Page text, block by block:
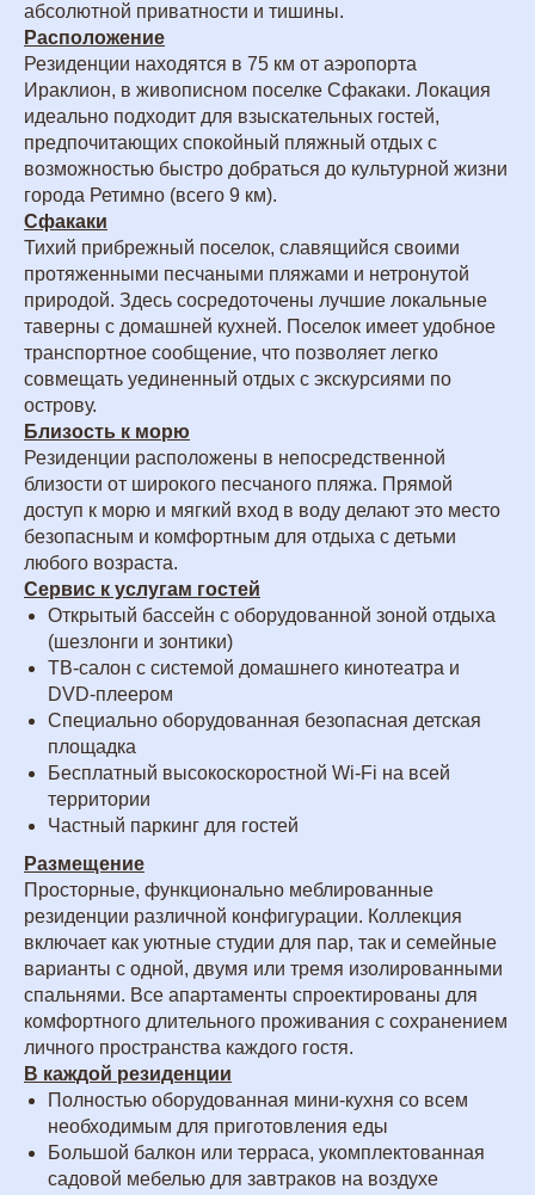
абсолютной приватности и тишины.
Расположение
Резиденции находятся в 75 км от аэропорта
Ираклион, в живописном поселке Сфакаки. Локация
идеально подходит для взыскательных гостей,
предпочитающих спокойный пляжный отдых с
возможностью быстро добраться до культурной жизни
города Ретимно (всего 9 км).
Сфакаки
Тихий прибрежный поселок, славящийся своими
протяженными песчаными пляжами и нетронутой
природой. Здесь сосредоточены лучшие локальные
таверны с домашней кухней. Поселок имеет удобное
транспортное сообщение, что позволяет легко
совмещать уединенный отдых с экскурсиями по
острову.
Близость к морю
Резиденции расположены в непосредственной
близости от широкого песчаного пляжа. Прямой
доступ к морю и мягкий вход в воду делают это место
безопасным и комфортным для отдыха с детьми
любого возраста.
Сервис к услугам гостей
Открытый бассейн с оборудованной зоной отдыха
(шезлонги и зонтики)
ТВ-салон с системой домашнего кинотеатра и
DVD-плеером
Специально оборудованная безопасная детская
площадка
Бесплатный высокоскоростной Wi-Fi на всей
территории
Частный паркинг для гостей
Размещение
Просторные, функционально меблированные
резиденции различной конфигурации. Коллекция
включает как уютные студии для пар, так и семейные
варианты с одной, двумя или тремя изолированными
спальнями. Все апартаменты спроектированы для
комфортного длительного проживания с сохранением
личного пространства каждого гостя.
В каждой резиденции
Полностью оборудованная мини-кухня со всем
необходимым для приготовления еды
Большой балкон или терраса, укомплектованная
садовой мебелью для завтраков на воздухе